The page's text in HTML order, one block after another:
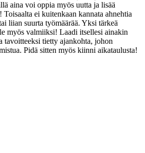
aina voi oppia myös uutta ja lisää
Toisaalta ei kuitenkaan kannata ahnehtia
liian suurta työmäärää. Yksi tärkeä
myös valmiiksi! Laadi itsellesi ainakin
tavoitteeksi tietty ajankohta, johon
Pidä sitten myös kiinni aikataulusta!